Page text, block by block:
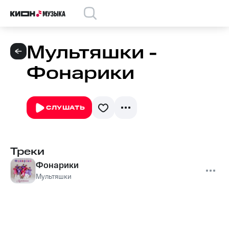
Мультяшки -
Фонарики
СЛУШАТЬ
Треки
Фонарики
Мультяшки